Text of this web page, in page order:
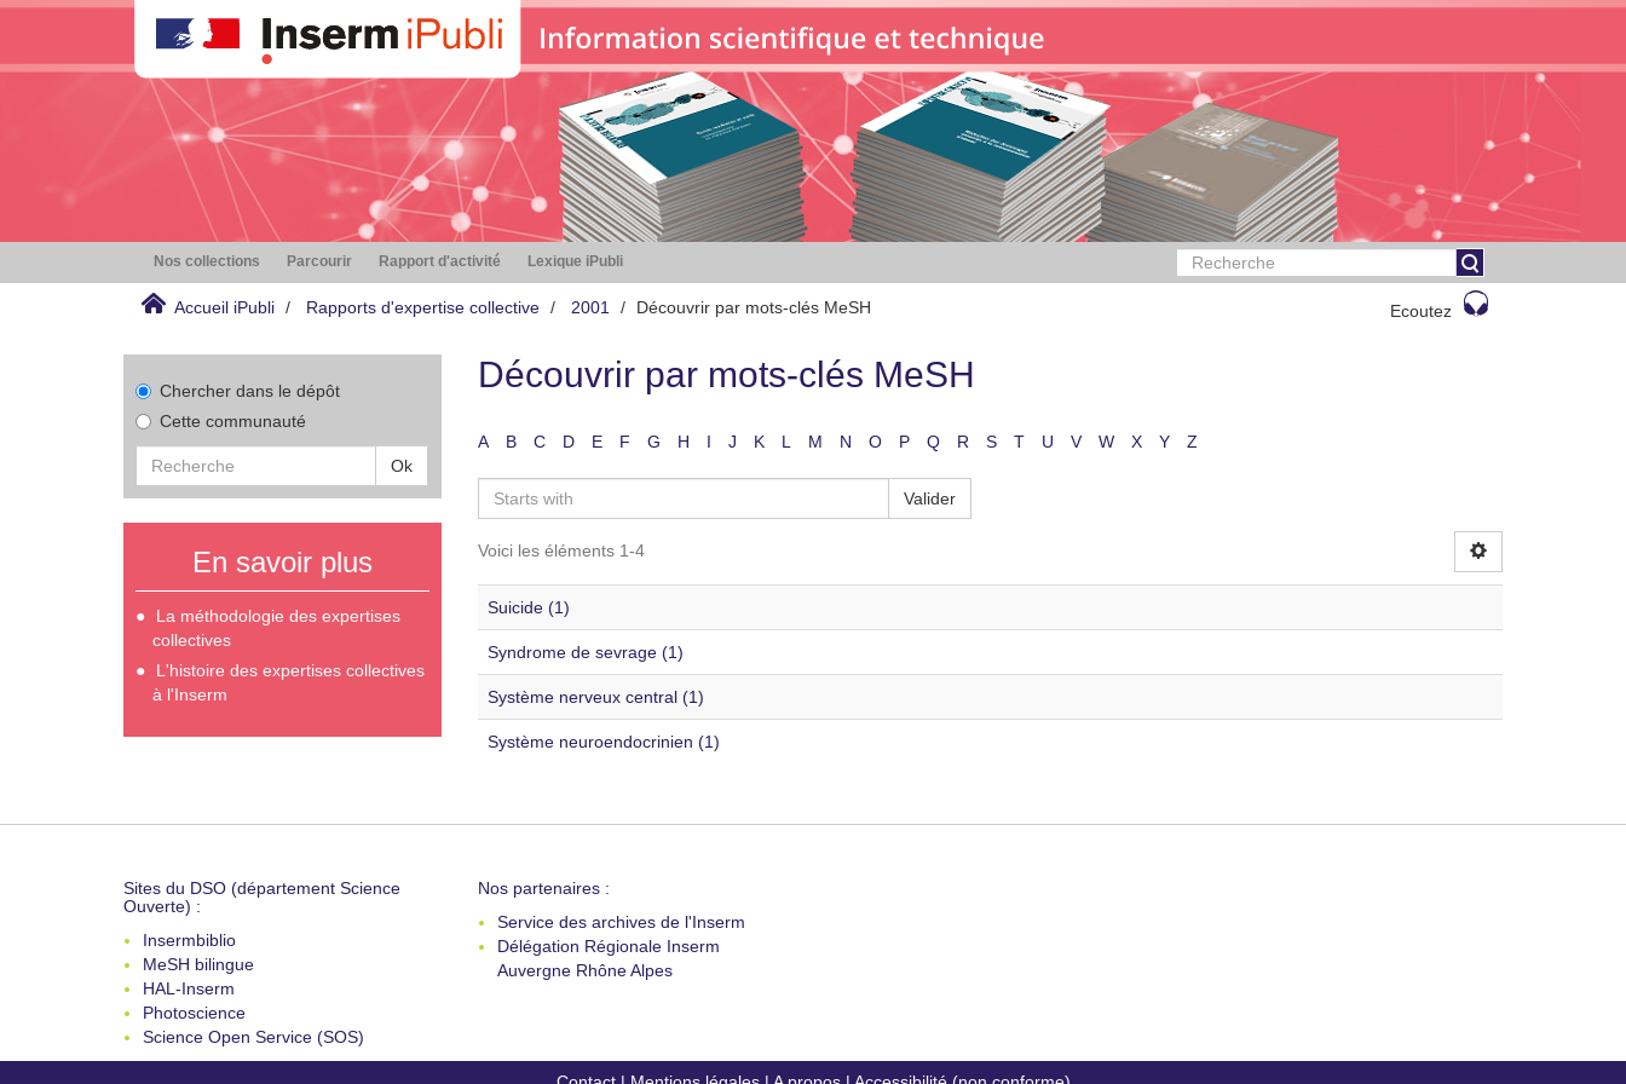
Nos collections Parcourir Rapport d'activité Lexique iPubli
Accueil iPubli Rapports d'expertise collective 2001 Découvrir par mots-clés MeSH Ecoutez
Chercher dans le dépôt
Cette communauté
Ok
En savoir plus
La méthodologie des expertises
collectives
L'histoire des expertises collectives
à l'Inserm
Découvrir par mots-clés MeSH
A B C D E F G H I J K L M N O P Q R S T U V W X Y Z
Valider
Voici les éléments 1-4
Suicide (1)
Syndrome de sevrage (1)
Système nerveux central (1)
Système neuroendocrinien (1)
Sites du DSO (département Science
Ouverte) :
Insermbiblio
MeSH bilingue
HAL-Inserm
Photoscience
Science Open Service (SOS)
Nos partenaires :
Service des archives de l'Inserm
Délégation Régionale Inserm
Auvergne Rhône Alpes